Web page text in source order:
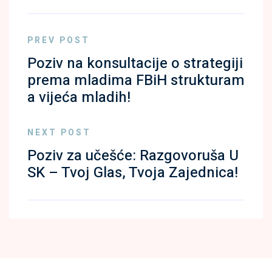
PREV POST
Poziv na konsultacije o strategiji
prema mladima FBiH strukturam
a vijeća mladih!
NEXT POST
Poziv za učešće: Razgovoruša U
SK – Tvoj Glas, Tvoja Zajednica!